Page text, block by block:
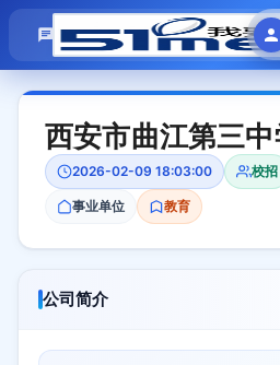
模拟面试 题目大全
西安市曲江第三
2026-02-09 18:03:00 校招
事业单位 教育
公司简介